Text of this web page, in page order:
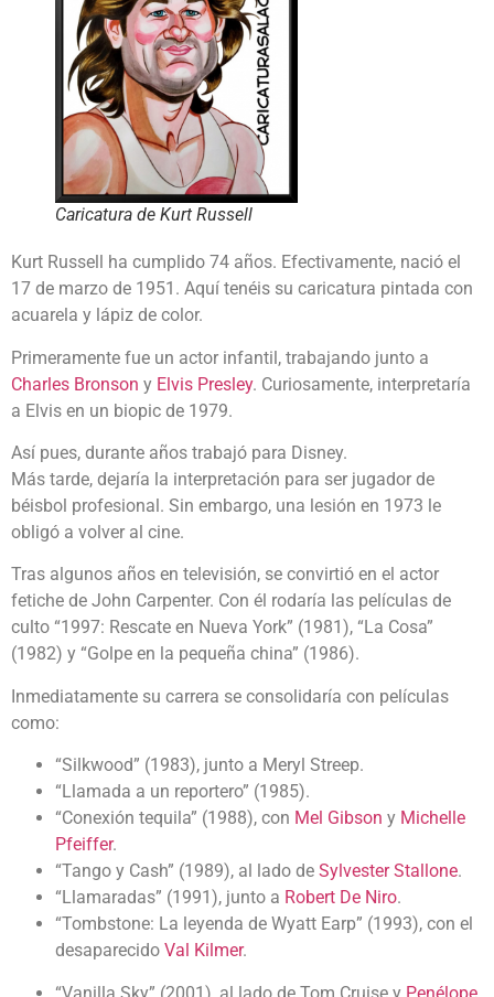
Caricatura de Kurt Russell
Kurt Russell ha cumplido 74 años. Efectivamente, nació el
17 de marzo de 1951. Aquí tenéis su caricatura pintada con
acuarela y lápiz de color.
Primeramente fue un actor infantil, trabajando junto a
Charles Bronson y Elvis Presley. Curiosamente, interpretaría
a Elvis en un biopic de 1979.
Así pues, durante años trabajó para Disney.
Más tarde, dejaría la interpretación para ser jugador de
béisbol profesional. Sin embargo, una lesión en 1973 le
obligó a volver al cine.
Tras algunos años en televisión, se convirtió en el actor
fetiche de John Carpenter. Con él rodaría las películas de
culto “1997: Rescate en Nueva York” (1981), “La Cosa”
(1982) y “Golpe en la pequeña china” (1986).
Inmediatamente su carrera se consolidaría con películas
como:
“Silkwood” (1983), junto a Meryl Streep.
“Llamada a un reportero” (1985).
“Conexión tequila” (1988), con Mel Gibson y Michelle
Pfeiffer.
“Tango y Cash” (1989), al lado de Sylvester Stallone.
“Llamaradas” (1991), junto a Robert De Niro.
“Tombstone: La leyenda de Wyatt Earp” (1993), con el
desaparecido Val Kilmer.
“Vanilla Sky” (2001), al lado de Tom Cruise y Penélope